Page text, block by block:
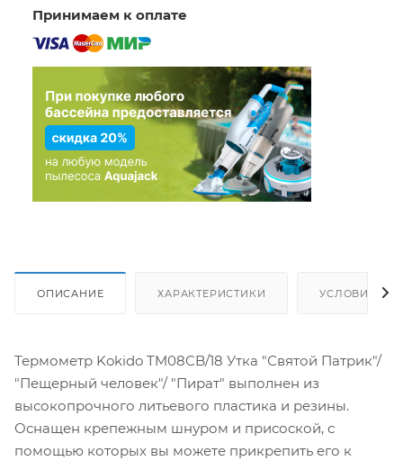
Принимаем к оплате
ОПИСАНИЕ ХАРАКТЕРИСТИКИ УСЛОВИЯ
Термометр Kokido TM08CB/18 Утка "Святой Патрик"/
"Пещерный человек"/ "Пират" выполнен из
высокопрочного литьевого пластика и резины.
Оснащен крепежным шнуром и присоской, с
помощью которых вы можете прикрепить его к